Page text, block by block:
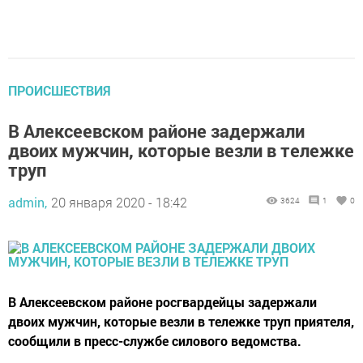
ПРОИСШЕСТВИЯ
В Алексеевском районе задержали
двоих мужчин, которые везли в тележке
труп
admin, 20 января 2020 - 18:42 3624 1 0
В Алексеевском районе росгвардейцы задержали
двоих мужчин, которые везли в тележке труп приятеля,
сообщили в пресс-службе силового ведомства.